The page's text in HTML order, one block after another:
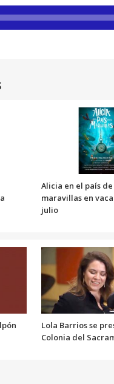
Alicia en el país de
maravillas en
julio
Lola Barrios se
Colonia del